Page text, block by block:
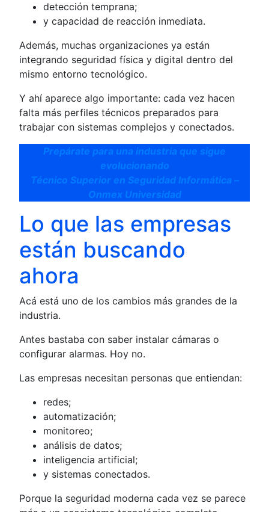
detección temprana;
y capacidad de reacción inmediata.
Además, muchas organizaciones ya están
integrando seguridad física y digital dentro del
mismo entorno tecnológico.
Y ahí aparece algo importante: cada vez hacen
falta más perfiles técnicos preparados para
trabajar con sistemas complejos y conectados.
Prepárate para una industria que sigue
evolucionando
Técnico Superior en Seguridad Informática –
Onmex Universidad
Lo que las empresas
están buscando
ahora
Acá está uno de los cambios más grandes de la
industria.
Antes bastaba con saber instalar cámaras o
configurar alarmas. Hoy no.
Las empresas necesitan personas que entiendan:
redes;
automatización;
monitoreo;
análisis de datos;
inteligencia artificial;
y sistemas conectados.
Porque la seguridad moderna cada vez se parece